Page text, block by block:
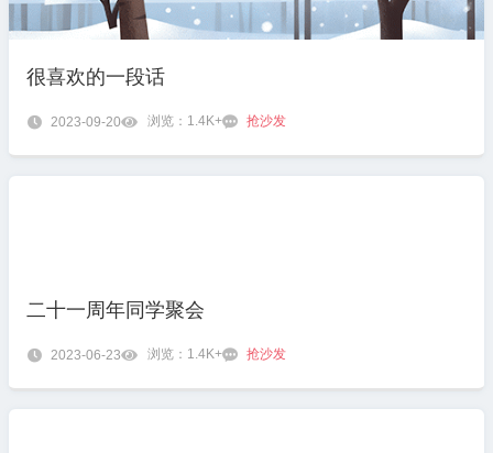
很喜欢的一段话
 2023-09-20 浏览：1.4K+ 抢沙发
二十一周年同学聚会
 2023-06-23 浏览：1.4K+ 抢沙发